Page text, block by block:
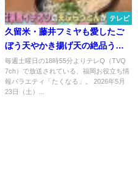
テレビ
久留米・藤井フミヤも愛したご
ぼう天やかき揚げ天の絶品うど
ん店が登場！「たくなる」5月23
日放送
毎週土曜日の18時55分よりテレQ（TVQ
7ch）で放送されている、福岡お役立ち情
報バラエティ「たくなる」。 2026年5月
23日（土）...